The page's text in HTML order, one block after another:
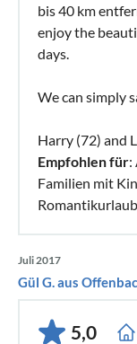
bis 40 km
enjoy the
days.
We can simply
Harry (72) and
Empfohlen für:
Familien mit
Romantikurlaub
Juli 2017
Gül G. aus
5,0